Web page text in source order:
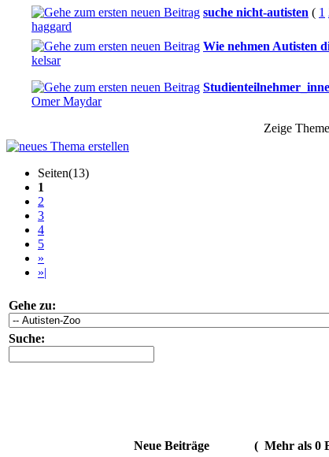
suche nicht-autisten ( 1
haggard
Wie nehmen Autisten
kelsar
Omer Maydar
Zeige
Seiten(13)
1
2
3
4
5
»
»|
Gehe zu:
Suche:
Neue Beiträge ( Mehr als 0